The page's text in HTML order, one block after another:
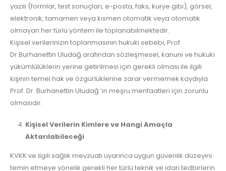
yazılı (formlar, test sonuçları, e-posta, faks, kurye gibi), görsel,
elektronik, tamamen veya kısmen otomatik veya otomatik
olmayan her türlü yöntem ile toplanabilmektedir.
Kişisel verilerinizin toplanmasının hukuki sebebi, Prof.
Dr.Burhanettin Uludağ arafından sözleşmesel, kanuni ve hukuki
yükümlülüklerin yerine getirilmesi için gerekli olması ile ilgili
kişinin temel hak ve özgürlüklerine zarar vermemek kaydıyla
Prof. Dr. Burhanettin Uludağ ’ın meşru menfaatleri için zorunlu
olmasıdır.
Kişisel Verilerin Kimlere ve Hangi Amaçla
Aktarılabileceği
KVKK ve ilgili sağlık mevzuatı uyarınca uygun güvenlik düzeyini
temin etmeye yönelik gerekli her türlü teknik ve idari tedbirlerin